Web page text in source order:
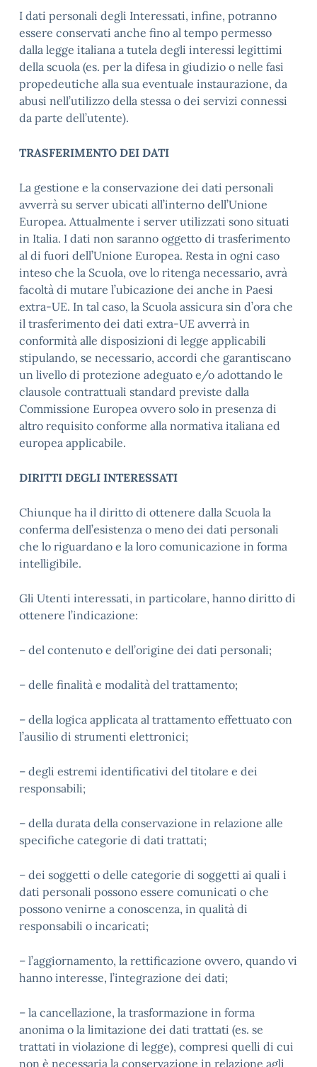
I dati personali degli Interessati, infine, potranno
essere conservati anche fino al tempo permesso
dalla legge italiana a tutela degli interessi legittimi
della scuola (es. per la difesa in giudizio o nelle fasi
propedeutiche alla sua eventuale instaurazione, da
abusi nell’utilizzo della stessa o dei servizi connessi
da parte dell’utente).
TRASFERIMENTO DEI DATI
La gestione e la conservazione dei dati personali
avverrà su server ubicati all’interno dell’Unione
Europea. Attualmente i server utilizzati sono situati
in Italia. I dati non saranno oggetto di trasferimento
al di fuori dell’Unione Europea. Resta in ogni caso
inteso che la Scuola, ove lo ritenga necessario, avrà
facoltà di mutare l’ubicazione dei anche in Paesi
extra-UE. In tal caso, la Scuola assicura sin d’ora che
il trasferimento dei dati extra-UE avverrà in
conformità alle disposizioni di legge applicabili
stipulando, se necessario, accordi che garantiscano
un livello di protezione adeguato e/o adottando le
clausole contrattuali standard previste dalla
Commissione Europea ovvero solo in presenza di
altro requisito conforme alla normativa italiana ed
europea applicabile.
DIRITTI DEGLI INTERESSATI
Chiunque ha il diritto di ottenere dalla Scuola la
conferma dell’esistenza o meno dei dati personali
che lo riguardano e la loro comunicazione in forma
intelligibile.
Gli Utenti interessati, in particolare, hanno diritto di
ottenere l’indicazione:
– del contenuto e dell’origine dei dati personali;
– delle finalità e modalità del trattamento;
– della logica applicata al trattamento effettuato con
l’ausilio di strumenti elettronici;
– degli estremi identificativi del titolare e dei
responsabili;
– della durata della conservazione in relazione alle
specifiche categorie di dati trattati;
– dei soggetti o delle categorie di soggetti ai quali i
dati personali possono essere comunicati o che
possono venirne a conoscenza, in qualità di
responsabili o incaricati;
– l’aggiornamento, la rettificazione ovvero, quando vi
hanno interesse, l’integrazione dei dati;
– la cancellazione, la trasformazione in forma
anonima o la limitazione dei dati trattati (es. se
trattati in violazione di legge), compresi quelli di cui
non è necessaria la conservazione in relazione agli